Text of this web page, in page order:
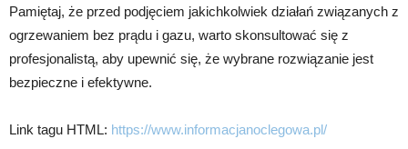
Pamiętaj, że przed podjęciem jakichkolwiek działań związanych z
ogrzewaniem bez prądu i gazu, warto skonsultować się z
profesjonalistą, aby upewnić się, że wybrane rozwiązanie jest
bezpieczne i efektywne.
Link tagu HTML: https://www.informacjanoclegowa.pl/